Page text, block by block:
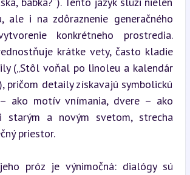
ale i na zdôraznenie generačného
konkrétneho prostredia.
krátke vety, často kladie
(„Stôl voňal po linoleu a kalendár
pričom detaily získavajú symbolickú
ako motív vnímania, dvere – ako
starým a novým svetom, strecha
priestor.
próz je výnimočná: dialógy sú